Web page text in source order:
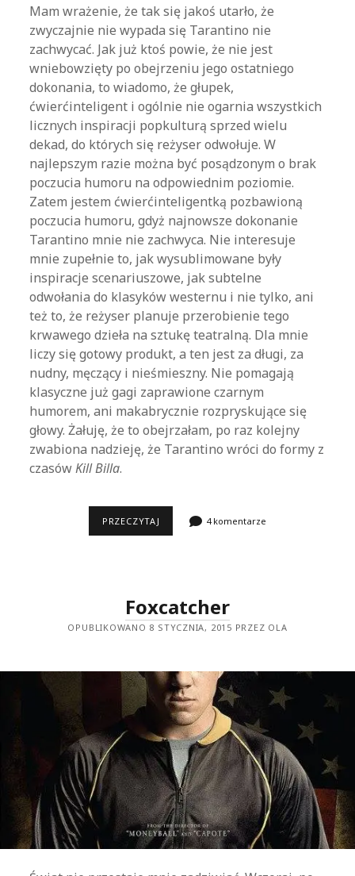
Mam wrażenie, że tak się jakoś utarło, że
zwyczajnie nie wypada się Tarantino nie
zachwycać. Jak już ktoś powie, że nie jest
wniebowzięty po obejrzeniu jego ostatniego
dokonania, to wiadomo, że głupek,
ćwierćinteligent i ogólnie nie ogarnia wszystkich
licznych inspiracji popkulturą sprzed wielu
dekad, do których się reżyser odwołuje. W
najlepszym razie można być posądzonym o brak
poczucia humoru na odpowiednim poziomie.
Zatem jestem ćwierćinteligentką pozbawioną
poczucia humoru, gdyż najnowsze dokonanie
Tarantino mnie nie zachwyca. Nie interesuje
mnie zupełnie to, jak wysublimowane były
inspiracje scenariuszowe, jak subtelne
odwołania do klasyków westernu i nie tylko, ani
też to, że reżyser planuje przerobienie tego
krwawego dzieła na sztukę teatralną. Dla mnie
liczy się gotowy produkt, a ten jest za długi, za
nudny, męczący i nieśmieszny. Nie pomagają
klasyczne już gagi zaprawione czarnym
humorem, ani makabrycznie rozpryskujące się
głowy. Żałuję, że to obejrzałam, po raz kolejny
zwabiona nadzieję, że Tarantino wróci do formy z
czasówKill Billa.
PRZECZYTAJ NIENAWISTNA4 komentarze
Foxcatcher
OPUBLIKOWANO 8 STYCZNIA, 2015 PRZEZ OLA